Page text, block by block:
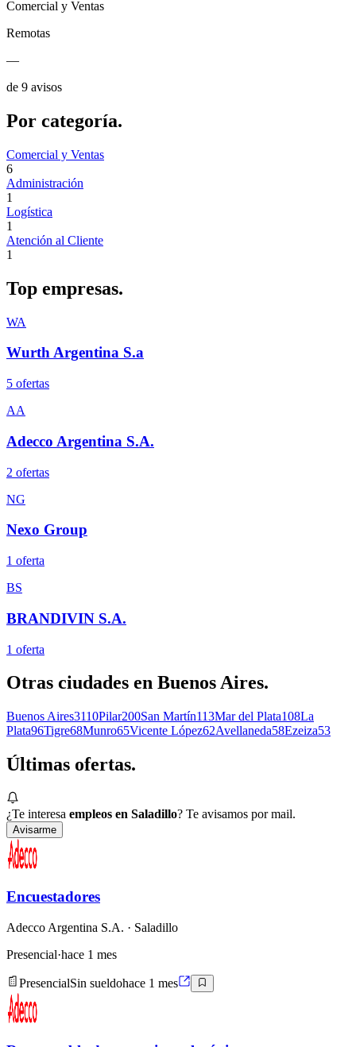
Comercial y Ventas
Remotas
—
de 9 avisos
Por categoría.
Comercial y Ventas
6
Administración
1
Logística
1
Atención al Cliente
1
Top empresas.
WA
Wurth Argentina S.a
5 ofertas
AA
Adecco Argentina S.A.
2 ofertas
NG
Nexo Group
1 oferta
BS
BRANDIVIN S.A.
1 oferta
Otras ciudades en Buenos Aires.
Buenos Aires3110Pilar200San Martín113Mar del Plata108La
Plata96Tigre68Munro65Vicente López62Avellaneda58Ezeiza53
Últimas ofertas.
¿Te interesa empleos en Saladillo? Te avisamos por mail.
Avisarme
Encuestadores
Adecco Argentina S.A. · Saladillo
Presencial·hace 1 mes
PresencialSin sueldohace 1 mes